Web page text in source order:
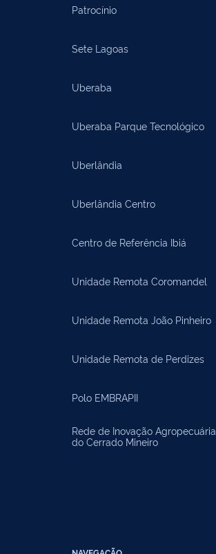
Patrocínio
Sete Lagoas
Uberaba
Uberaba Parque Tecnológico
Uberlândia
Uberlândia Centro
Centro de Referência Ibiá
Unidade Remota Coromandel
Unidade Remota João Pinheiro
Unidade Remota de Perdizes
Polo EMBRAPII
Rede de Inovação Agropecuária
do Cerrado Mineiro